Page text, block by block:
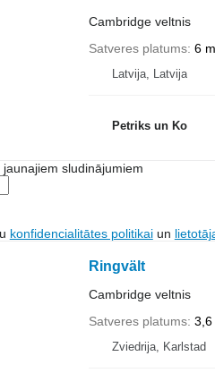
Cambridge veltnis
Satveres platums 6 m
Latvija, Latvija
Petriks un Ko
sludinājumiem
konfidencialitātes politikaiun
Ringvält
Cambridge veltnis
Satveres platums 3,6
Zviedrija, Karlstad